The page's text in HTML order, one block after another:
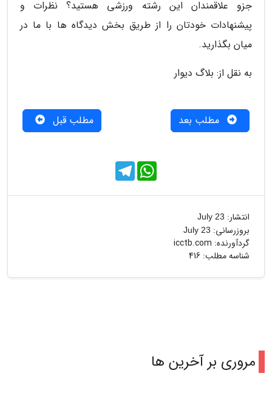
جزو علاقمندان این رشته ورزشی هستید؟ نظرات و
پیشنهادات خودتان را از طریق بخش دیدگاه ها با ما در
میان بگذارید.
به نقل از: بلاگ دیوار
مطلب بعد مطلب قبل
T
e
l
e
W
h
a
t
انتشار: July 23
بروزرسانی: July 23
گردآورنده: icctb.com
شناسه مطلب: 416
مروری بر آخرین ها